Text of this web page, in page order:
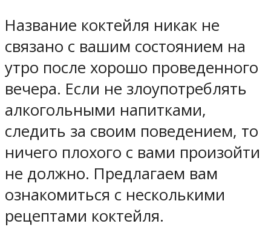
Название коктейля никак не
связано с вашим состоянием на
утро после хорошо проведенного
вечера. Если не злоупотреблять
алкогольными напитками,
следить за своим поведением, то
ничего плохого с вами произойти
не должно. Предлагаем вам
ознакомиться с несколькими
рецептами коктейля.